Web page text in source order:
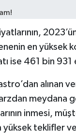
en yüksek
ise 461 bin 931
alınan
meydana
inmesi,
yüksek teklifler